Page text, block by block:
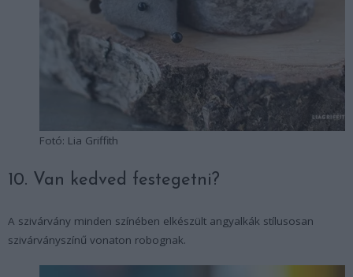
Fotó: Lia Griffith
10. Van kedved festegetni?
A szivárvány minden színében elkészült angyalkák stílusosan
szivárványszínű vonaton robognak.